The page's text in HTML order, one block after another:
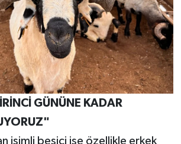
GÜNÜNE KADAR
isimli besici ise özellikle erkek